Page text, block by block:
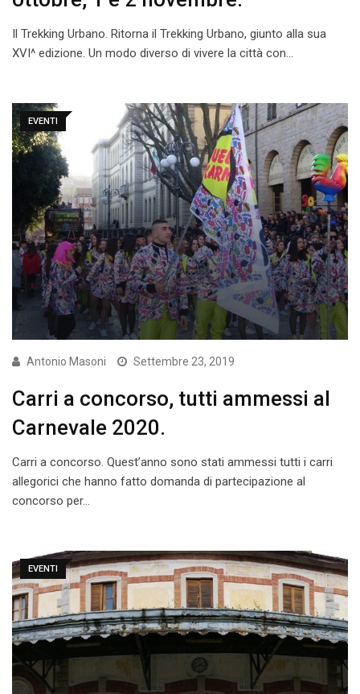
Il Trekking Urbano. Ritorna il Trekking Urbano, giunto alla sua
XVI^ edizione. Un modo diverso di vivere la città con…
EVENTI
Antonio Masoni Settembre 23, 2019
Carri a concorso, tutti ammessi al
Carnevale 2020.
Carri a concorso. Quest’anno sono stati ammessi tutti i carri
allegorici che hanno fatto domanda di partecipazione al
concorso per…
EVENTI